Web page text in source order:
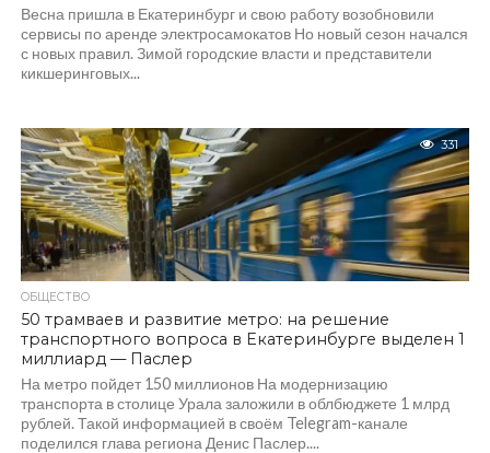
Весна пришла в Екатеринбург и свою работу возобновили
сервисы по аренде электросамокатов Но новый сезон начался
с новых правил. Зимой городские власти и представители
кикшеринговых...
331
ОБЩЕСТВО
50 трамваев и развитие метро: на решение
транспортного вопроса в Екатеринбурге выделен 1
миллиард — Паслер
На метро пойдет 150 миллионов На модернизацию
транспорта в столице Урала заложили в облбюджете 1 млрд
рублей. Такой информацией в своём Telegram-канале
поделился глава региона Денис Паслер....